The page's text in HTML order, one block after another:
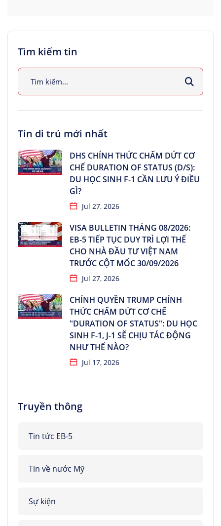
Tìm kiếm tin
Tin di trú mới nhất
DHS CHÍNH THỨC CHẤM DỨT CƠ
CHẾ DURATION OF STATUS (D/S):
DU HỌC SINH F-1 CẦN LƯU Ý ĐIỀU
GÌ?
Jul 27, 2026
VISA BULLETIN THÁNG 08/2026:
EB-5 TIẾP TỤC DUY TRÌ LỢI THẾ
CHO NHÀ ĐẦU TƯ VIỆT NAM
TRƯỚC CỘT MỐC 30/09/2026
Jul 27, 2026
CHÍNH QUYỀN TRUMP CHÍNH
THỨC CHẤM DỨT CƠ CHẾ
"DURATION OF STATUS": DU HỌC
SINH F-1, J-1 SẼ CHỊU TÁC ĐỘNG
NHƯ THẾ NÀO?
Jul 17, 2026
Truyền thông
Tin tức EB-5
Tin về nước Mỹ
Sự kiện